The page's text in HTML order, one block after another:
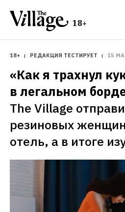
18+
18+ РЕДАКЦИЯ ТЕСТИРУЕТ 15
«Как я трахнул
в легальном
The Village
резиновых
отель, а в итоге